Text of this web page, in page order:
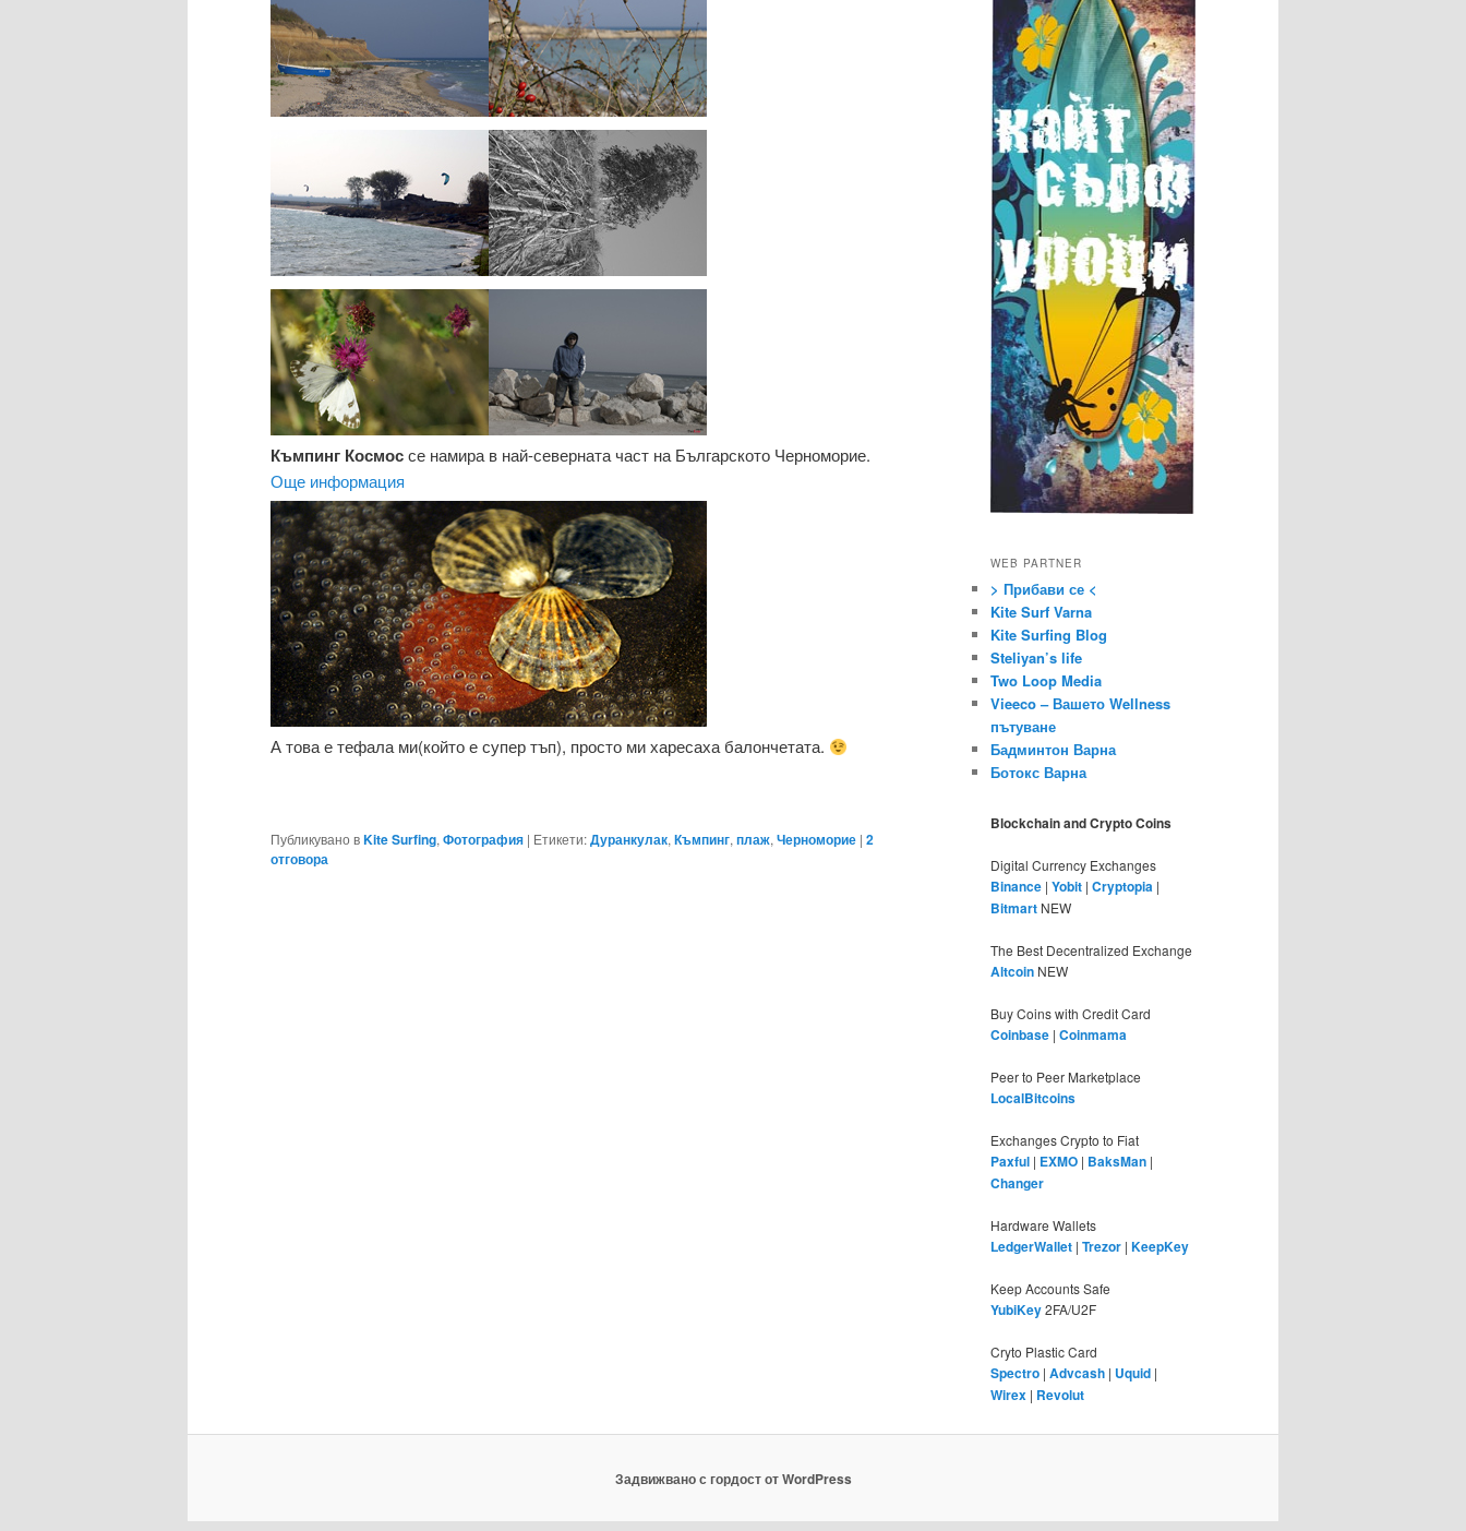
Къмпинг Космоссе намира в най-северната част на Българското Черноморие.
Още информация
А това е тефала ми(който е супер тъп), просто ми харесаха балончетата.
Публикувано вKite Surfing, Фотография | Етикети:Дуранкулак, Къмпинг, плаж, Черноморие | 2
отговора
WEB PARTNER
> Прибави се <
Kite Surf Varna
Kite Surfing Blog
Steliyan’s life
Two Loop Media
Vieeco – Вашето Wellness
пътуване
Бадминтон Варна
Ботокс Варна
Blockchain and Crypto Coins
Digital Currency Exchanges
Binance | Yobit | Cryptopia |
Bitmart NEW
The Best Decentralized Exchange
Altcoin NEW
Buy Coins with Credit Card
Coinbase | Coinmama
Peer to Peer Marketplace
LocalBitcoins
Exchanges Crypto to Fiat
Paxful | EXMO | BaksMan |
Changer
Hardware Wallets
LedgerWallet | Trezor | KeepKey
Keep Accounts Safe
YubiKey2FA/U2F
Cryto Plastic Card
Spectro | Advcash | Uquid |
Wirex | Revolut
Задвижвано с гордост от WordPress